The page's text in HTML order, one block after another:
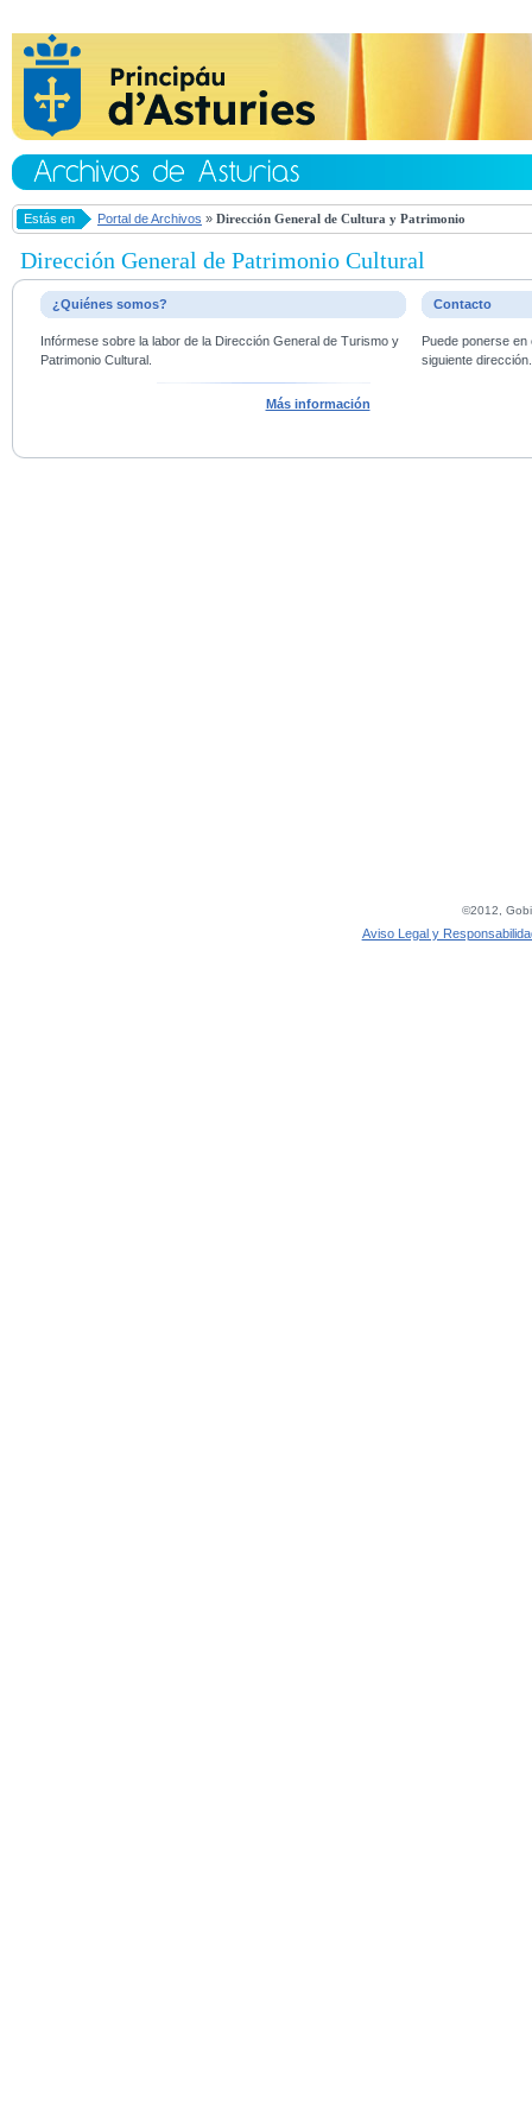
Estás en Portal de Archivos » Dirección General de Cultura y Patrimonio
Dirección General de Patrimonio Cultural
¿Quiénes somos?
Infórmese sobre la labor de la Dirección General de Turismo y
Patrimonio Cultural.
Más información
Contacto
Puede ponerse
siguiente dirección.
©2012,
Aviso Legal y